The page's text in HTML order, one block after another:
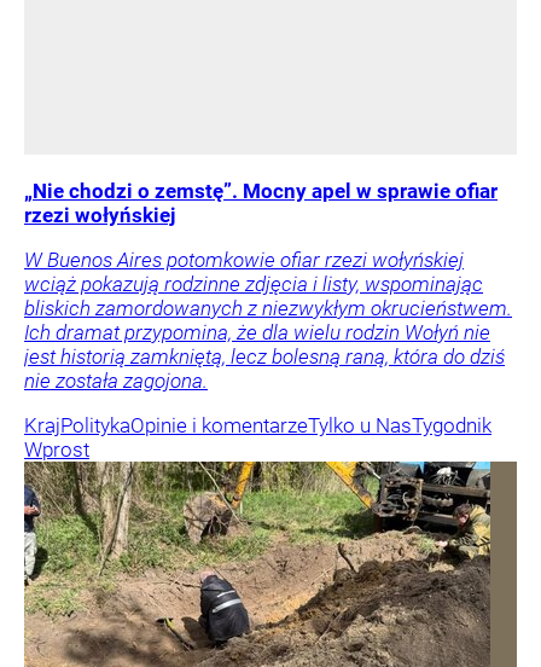
„Nie chodzi o zemstę”. Mocny apel w sprawie ofiar
rzezi wołyńskiej
W Buenos Aires potomkowie ofiar rzezi wołyńskiej
wciąż pokazują rodzinne zdjęcia i listy, wspominając
bliskich zamordowanych z niezwykłym okrucieństwem.
Ich dramat przypomina, że dla wielu rodzin Wołyń nie
jest historią zamkniętą, lecz bolesną raną, która do dziś
nie została zagojona.
KrajPolitykaOpinie i komentarzeTylko u NasTygodnik
Wprost